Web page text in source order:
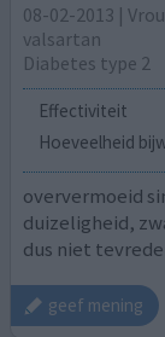
08-02-2013 |
valsartan
Diabetes type 2
Effectiviteit
Hoeveelheid
oververmoeid
duizeligheid,
dus niet
geef mening